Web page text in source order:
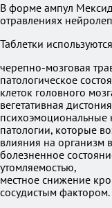
В форме ампул
отравлениях
Таблетки
черепно-мозговая
патологическое
клеток головного
вегетативная
психоэмоциональные
патологии, которые
влияния на организм
болезненное
утомляемостью,
местное снижение
сосудистым фактором.